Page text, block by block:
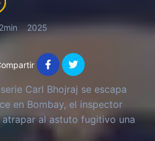
2025
Carl Bhojraj se escapa
en Bombay, el inspector
al astuto fugitivo una